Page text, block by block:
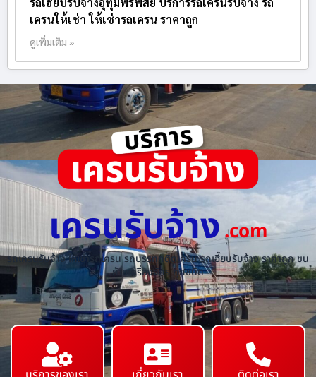
เครนให้เช่า ให้เช่ารถเครน ราคาถูก
ดูเพิ่มเติม »
เครนรับจ้าง.com
รถเครนรับจ้าง ให้เช่ารถเครน รถบรรทุกติดเครน รถเฮี๊ยบรับจ้าง ราคาถูก ขน
ย้ายเครื่องจักร ทุกชนิด